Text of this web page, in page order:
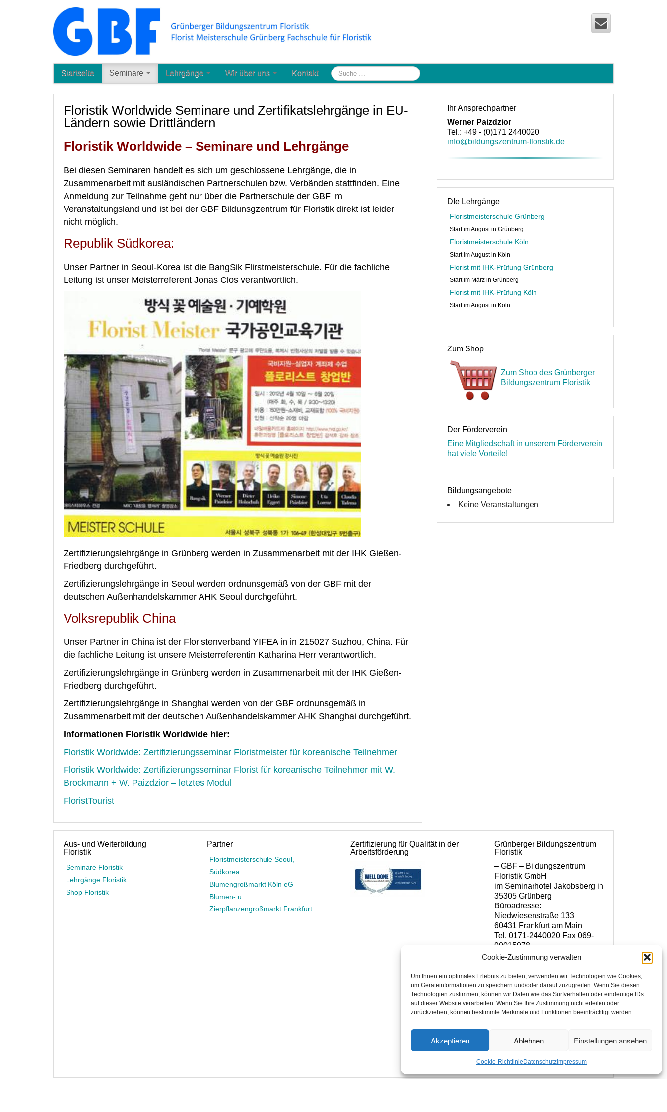
Cookie-Zustimmung verwalten
Um Ihnen ein optimales Erlebnis zu bieten, verwenden wir Technologien wie Cookies,
um Geräteinformationen zu speichern und/oder darauf zuzugreifen. Wenn Sie diesen
Technologien zustimmen, können wir Daten wie das Surfverhalten oder eindeutige IDs
auf dieser Website verarbeiten. Wenn Sie Ihre Zustimmung nicht erteilen oder
zurückziehen, können bestimmte Merkmale und Funktionen beeinträchtigt werden.
Akzeptieren Ablehnen Einstellungen ansehen
Cookie-Richtlinie DatenschutzImpressum
Startseite Seminare Lehrgänge Wir über uns Kontakt
Floristik Worldwide Seminare und Zertifikatslehrgänge in EU-
Ländern sowie Drittländern
Floristik Worldwide – Seminare und Lehrgänge
Bei diesen Seminaren handelt es sich um geschlossene Lehrgänge, die in
Zusammenarbeit mit ausländischen Partnerschulen bzw. Verbänden stattfinden. Eine
Anmeldung zur Teilnahme geht nur über die Partnerschule der GBF im
Veranstaltungsland und ist bei der GBF Bildunsgzentrum für Floristik direkt ist leider
nicht möglich.
Republik Südkorea:
Unser Partner in Seoul-Korea ist die BangSik Flirstmeisterschule. Für die fachliche
Leitung ist unser Meisterreferent Jonas Clos verantwortlich.
Zertifizierungslehrgänge in Grünberg werden in Zusammenarbeit mit der IHK Gießen-
Friedberg durchgeführt.
Zertifizierungslehrgänge in Seoul werden ordnunsgemäß von der GBF mit der
deutschen Außenhandelskammer AHK Seoul durchgeführt.
Volksrepublik China
Unser Partner in China ist der Floristenverband YIFEA in in 215027 Suzhou, China. Für
die fachliche Leitung ist unsere Meisterreferentin Katharina Herr verantwortlich.
Zertifizierungslehrgänge in Grünberg werden in Zusammenarbeit mit der IHK Gießen-
Friedberg durchgeführt.
Zertifizierungslehrgänge in Shanghai werden von der GBF ordnunsgemäß in
Zusammenarbeit mit der deutschen Außenhandelskammer AHK Shanghai durchgeführt.
Informationen Floristik Worldwide hier:
Floristik Worldwide: Zertifizierungsseminar Floristmeister für koreanische Teilnehmer
Floristik Worldwide: Zertifizierungsseminar Florist für koreanische Teilnehmer mit W.
Brockmann + W. Paizdzior – letztes Modul
FloristTourist
Ihr Ansprechpartner
Werner Paizdzior
Tel.: +49 - (0)171 2440020
info@bildungszentrum-floristik.de
DIe Lehrgänge
Floristmeisterschule Grünberg
Start im August in Grünberg
Floristmeisterschule Köln
Start im August in Köln
Florist mit IHK-Prüfung Grünberg
Start im März in Grünberg
Florist mit IHK-Prüfung Köln
Start im August in Köln
Zum Shop
Zum Shop des Grünberger
Bildungszentrum Floristik
Der Förderverein
Eine Mitgliedschaft in unserem Förderverein
hat viele Vorteile!
Bildungsangebote
Keine Veranstaltungen
Aus- und Weiterbildung
Floristik
Seminare Floristik
Lehrgänge Floristik
Shop Floristik
Partner
Floristmeisterschule Seoul,
Südkorea
Blumengroßmarkt Köln eG
Blumen- u.
Zierpflanzengroßmarkt Frankfurt
Zertifizierung für Qualität in der
Arbeitsförderung
Grünberger Bildungszentrum
Floristik
– GBF – Bildungszentrum
Floristik GmbH
im Seminarhotel Jakobsberg in
35305 Grünberg
Büroadresse:
Niedwiesenstraße 133
60431 Frankfurt am Main
Tel. 0171-2440020 Fax 069-
90015978
www.florist-meisterschule.de
floristik.de
info@bildungszentrum-
floristik.de
Handelsregister Giessen HRB
02023400220